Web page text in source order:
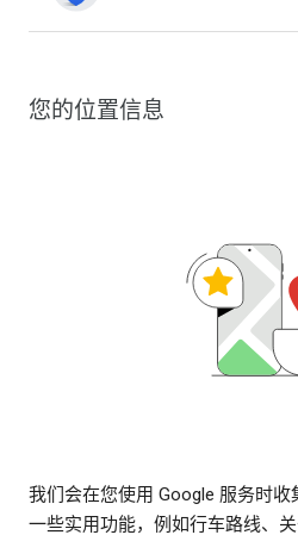
您的位置信息
我们会在您使用 Google 服务时
一些实用功能，例如行车路线、